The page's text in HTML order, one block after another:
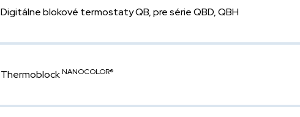
Digitálne blokové termostaty QB, pre série QBD, QBH
ThermoblockNANOCOLOR®